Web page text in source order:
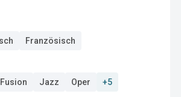
Französisch
Jazz Oper +5